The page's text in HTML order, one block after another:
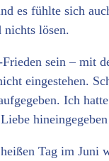
es fühlte sich
nichts lösen.
sein – mit
eingestehen.
Ich
Tag im